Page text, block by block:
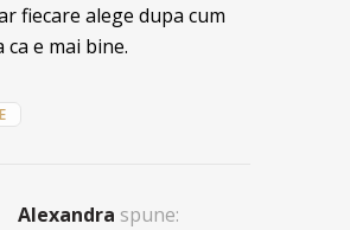
fiecare alege dupa cum
ca e mai bine.
Alexandra spune: